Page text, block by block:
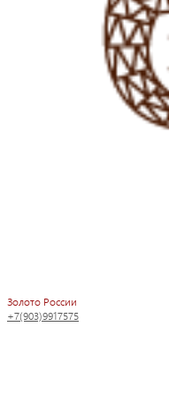
Золото России
+7(903)9917575